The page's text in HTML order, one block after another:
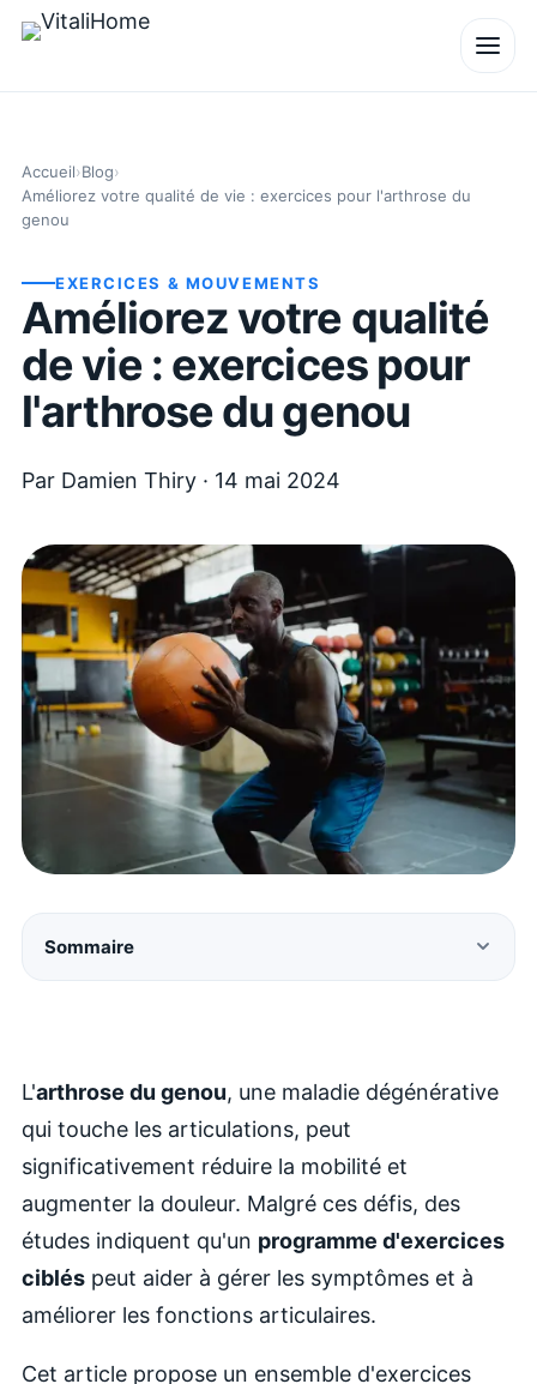
Accueil›Blog›
Améliorez votre qualité de vie : exercices pour l'arthrose du
genou
EXERCICES & MOUVEMENTS
Améliorez votre qualité
de vie : exercices pour
l'arthrose du genou
Par Damien Thiry · 14 mai 2024
Sommaire
L'arthrose du genou, une maladie dégénérative
qui touche les articulations, peut
significativement réduire la mobilité et
augmenter la douleur. Malgré ces défis, des
études indiquent qu'un programme d'exercices
ciblés peut aider à gérer les symptômes et à
améliorer les fonctions articulaires.
Cet article propose un ensemble d'exercices